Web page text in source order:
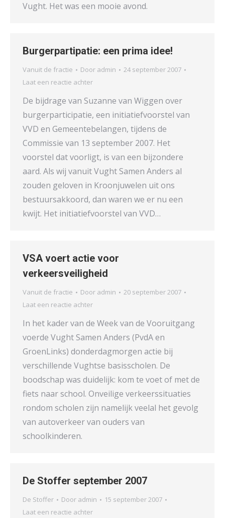
Vught. Het was een mooie avond.
Burgerpartipatie: een prima idee!
Vanuit de fractie Door admin
24 september 2007
Laat een reactie achter
De bijdrage van Suzanne van Wiggen over
burgerparticipatie, een initiatiefvoorstel van
VVD en Gemeentebelangen, tijdens de
Commissie van 13 september 2007. Het
voorstel dat voorligt, is van een bijzondere
aard. Als wij vanuit Vught Samen Anders al
zouden geloven in Kroonjuwelen uit ons
bestuursakkoord, dan waren we er nu een
kwijt. Het initiatiefvoorstel van VVD…
VSA voert actie voor
verkeersveiligheid
Vanuit de fractie Door admin
20 september 2007
Laat een reactie achter
In het kader van de Week van de Vooruitgang
voerde Vught Samen Anders (PvdA en
GroenLinks) donderdagmorgen actie bij
verschillende Vughtse basisscholen. De
boodschap was duidelijk: kom te voet of met de
fiets naar school. Onveilige verkeerssituaties
rondom scholen zijn namelijk veelal het gevolg
van autoverkeer van ouders van
schoolkinderen.
De Stoffer september 2007
De Stoffer Door admin
15 september 2007
Laat een reactie achter